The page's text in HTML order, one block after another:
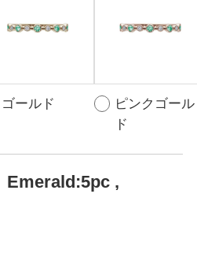
ゴールド
ピンクゴール
ド
Emerald:5pc ,